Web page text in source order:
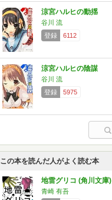
涼宮ハルヒの動揺
谷川 流
登録
6112
涼宮ハルヒの陰謀
谷川 流
登録
5975
この本を読んだ人がよく読む本
地雷グリコ (角川文庫)
青崎 有吾